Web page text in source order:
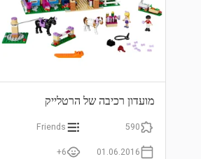
מועדון רכיבה של הרטלייק
590
Friends
01.06.2016
6+